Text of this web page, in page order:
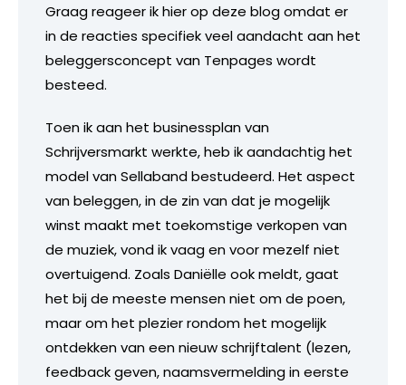
Graag reageer ik hier op deze blog omdat er
in de reacties specifiek veel aandacht aan het
beleggersconcept van Tenpages wordt
besteed.
Toen ik aan het businessplan van
Schrijversmarkt werkte, heb ik aandachtig het
model van Sellaband bestudeerd. Het aspect
van beleggen, in de zin van dat je mogelijk
winst maakt met toekomstige verkopen van
de muziek, vond ik vaag en voor mezelf niet
overtuigend. Zoals Daniëlle ook meldt, gaat
het bij de meeste mensen niet om de poen,
maar om het plezier rondom het mogelijk
ontdekken van een nieuw schrijftalent (lezen,
feedback geven, naamsvermelding in eerste